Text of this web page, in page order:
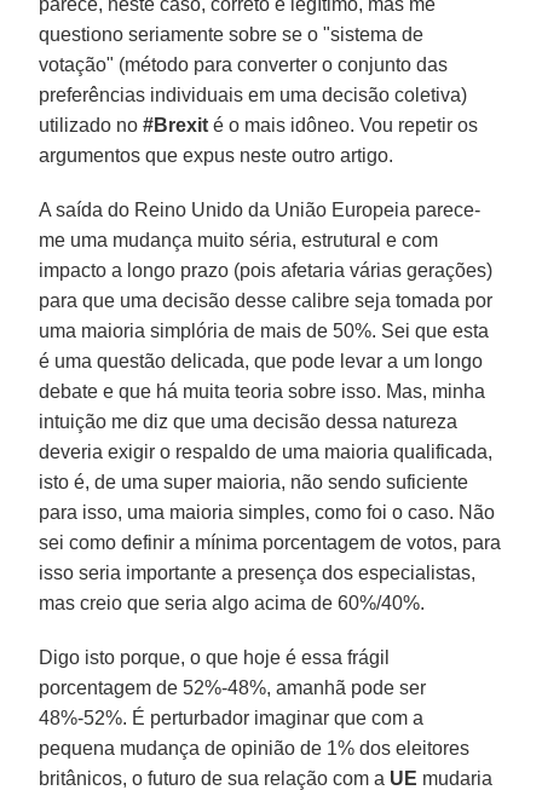
questiono seriamente sobre se o "sistema de
votação" (método para converter o conjunto das
preferências individuais em uma decisão coletiva)
utilizado no#Brexit é o mais idôneo. Vou repetir os
argumentos que expus neste outro artigo.
A saída do Reino Unido da União Europeia parece-
me uma mudança muito séria, estrutural e com
impacto a longo prazo (pois afetaria várias gerações)
para que uma decisão desse calibre seja tomada por
uma maioria simplória de mais de 50%. Sei que esta
é uma questão delicada, que pode levar a um longo
debate e que há muita teoria sobre isso. Mas, minha
intuição me diz que uma decisão dessa natureza
deveria exigir o respaldo de uma maioria qualificada,
isto é, de uma super maioria, não sendo suficiente
para isso, uma maioria simples, como foi o caso. Não
sei como definir a mínima porcentagem de votos, para
isso seria importante a presença dos especialistas,
mas creio que seria algo acima de 60%/40%.
Digo isto porque, o que hoje é essa frágil
porcentagem de 52%-48%, amanhã pode ser
48%-52%. É perturbador imaginar que com a
pequena mudança de opinião de 1% dos eleitores
britânicos, o futuro de sua relação com a UE mudaria